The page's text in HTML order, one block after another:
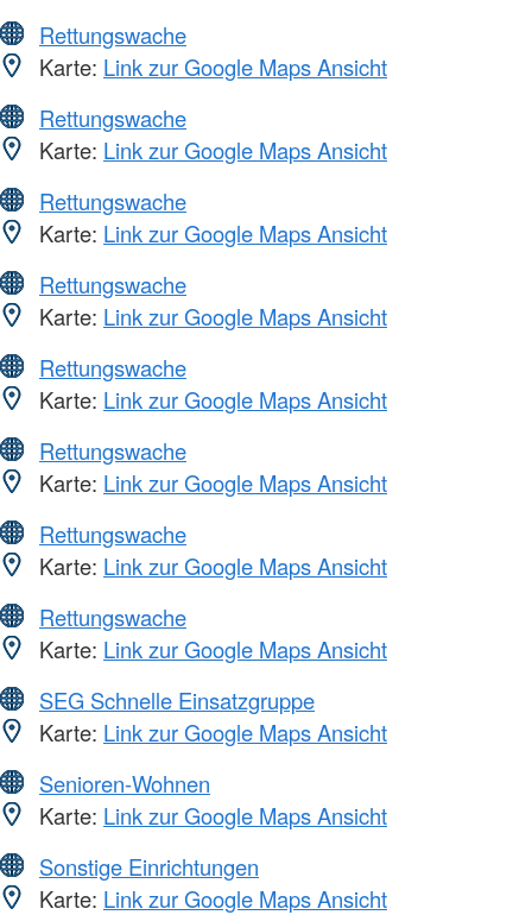
Rettungswache
Karte: Link zur Google Maps Ansicht
Rettungswache
Karte: Link zur Google Maps Ansicht
Rettungswache
Karte: Link zur Google Maps Ansicht
Rettungswache
Karte: Link zur Google Maps Ansicht
Rettungswache
Karte: Link zur Google Maps Ansicht
Rettungswache
Karte: Link zur Google Maps Ansicht
Rettungswache
Karte: Link zur Google Maps Ansicht
Rettungswache
Karte: Link zur Google Maps Ansicht
SEG Schnelle Einsatzgruppe
Karte: Link zur Google Maps Ansicht
Senioren-Wohnen
Karte: Link zur Google Maps Ansicht
Sonstige Einrichtungen
Karte: Link zur Google Maps Ansicht